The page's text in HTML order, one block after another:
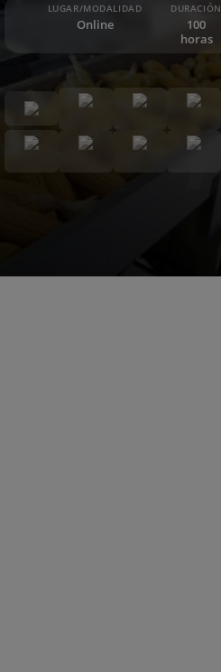
LUGAR/MODALIDAD
Online
DURACIÓN
100
horas